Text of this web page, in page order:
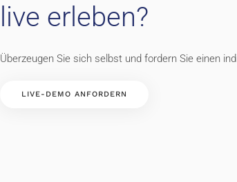
live erleben?
Überzeugen Sie sich selbst und fordern Sie einen
LIVE-DEMO ANFORDERN